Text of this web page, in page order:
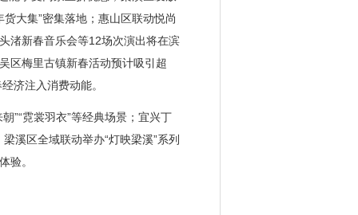
大集”密集落地；惠山区联动悦尚
渚新春音乐会等12场次演出将在滨
区梅里古镇新春活动预计吸引超
济注入消费动能。
”“霓裳羽衣”等经典场景；宜兴丁
溪区全域联动举办“灯映梁溪”系列
验。